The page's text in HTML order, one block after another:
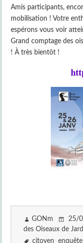
Amis participants,
mobilisation ! Votre
espérons vous voir
Grand comptage des
! À très bientôt !
GONm 25/
des Oiseaux de
citoyen
enquête